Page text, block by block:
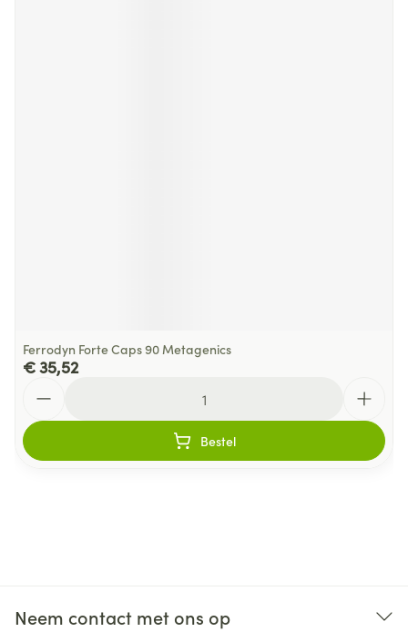
Ferrodyn Forte Caps 90 Metagenics
€ 35,52
Bestel
Neem contact met ons op